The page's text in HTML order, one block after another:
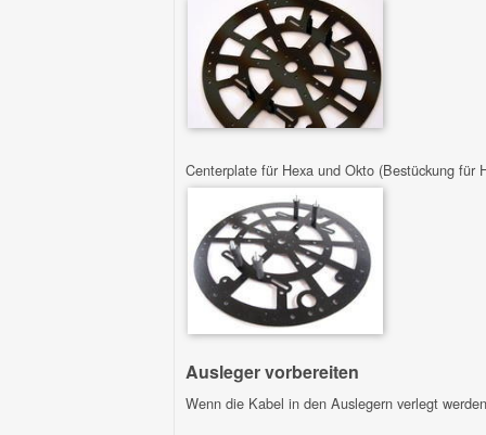
Centerplate für Hexa und Okto (Bestückung für
Ausleger vorbereiten
Wenn die Kabel in den Auslegern verlegt